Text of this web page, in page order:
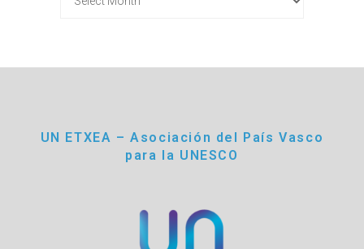
UN ETXEA – Asociación del País Vasco
para la UNESCO